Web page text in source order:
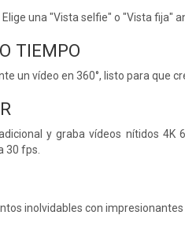
una "Vista selfie" o "Vista fija"
TIEMPO
un vídeo en 360°, listo para que
y graba vídeos nítidos
30 fps.
inolvidables con